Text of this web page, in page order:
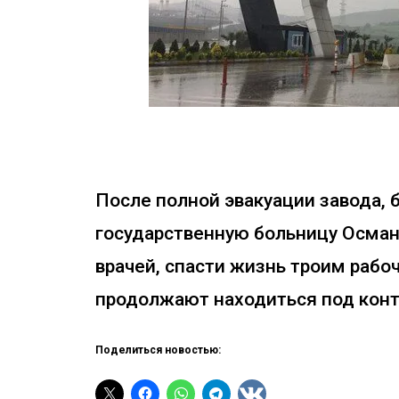
После полной эвакуации
государственную больницу
врачей, спасти жизнь троим
продолжают находиться под
Поделиться новостью: